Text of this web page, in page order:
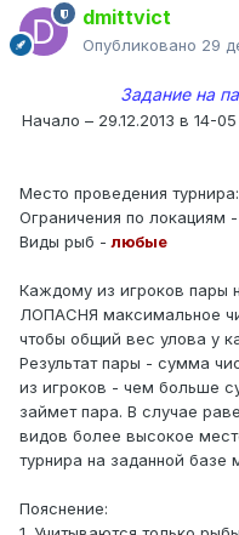
dmittvict
Опубликовано 29
Задание на
Начало – 29.12.2013 в 14-
Место проведения турнира:
Ограничения по локациям -
Виды рыб -любые
Каждому из игроков пары
ЛОПАСНЯ максимальное
чтобы общий вес улова у
Результат пары - сумма
из игроков - чем больше
займет пара. В случае
видов более высокое
турнира на заданной
Пояснение: